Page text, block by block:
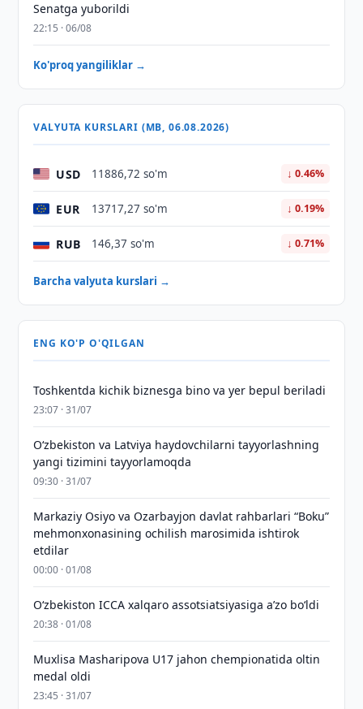
Senatga yuborildi
22:15 · 06/08
Ko'proq yangiliklar →
VALYUTA KURSLARI (MB, 06.08.2026)
USD 11886,72 so'm ↓ 0.46%
EUR 13717,27 so'm ↓ 0.19%
RUB 146,37 so'm ↓ 0.71%
Barcha valyuta kurslari →
ENG KO'P O'QILGAN
Toshkentda kichik biznesga bino va yer bepul beriladi
23:07 · 31/07
Oʻzbekiston va Latviya haydovchilarni tayyorlashning
yangi tizimini tayyorlamoqda
09:30 · 31/07
Markaziy Osiyo va Ozarbayjon davlat rahbarlari “Boku”
mehmonxonasining ochilish marosimida ishtirok
etdilar
00:00 · 01/08
O‘zbekiston ICCA xalqaro assotsiatsiyasiga aʼzo bo‘ldi
20:38 · 01/08
Muxlisa Masharipova U17 jahon chempionatida oltin
medal oldi
23:45 · 31/07